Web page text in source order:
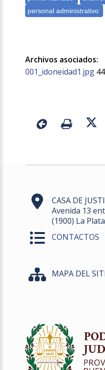
Archivos asociados:
001_idoneidad1.jpg
CASA DE
Avenida 13
(1900) La
CONTACTOS
MAPA DEL